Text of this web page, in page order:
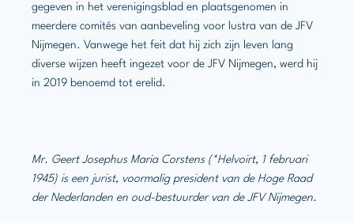
gegeven in het verenigingsblad en plaatsgenomen in
meerdere comités van aanbeveling voor lustra van de JFV
Nijmegen. Vanwege het feit dat hij zich zijn leven lang
diverse wijzen heeft ingezet voor de JFV Nijmegen, werd hij
in 2019 benoemd tot erelid.
Mr. Geert Josephus Maria Corstens (*Helvoirt, 1 februari
1945) is een jurist, voormalig president van de Hoge Raad
der Nederlanden en oud-bestuurder van de JFV Nijmegen.